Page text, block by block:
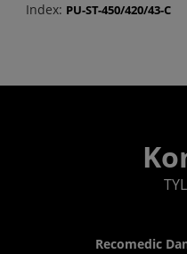
Index: PU-ST-450/420/43-C
Recomedic